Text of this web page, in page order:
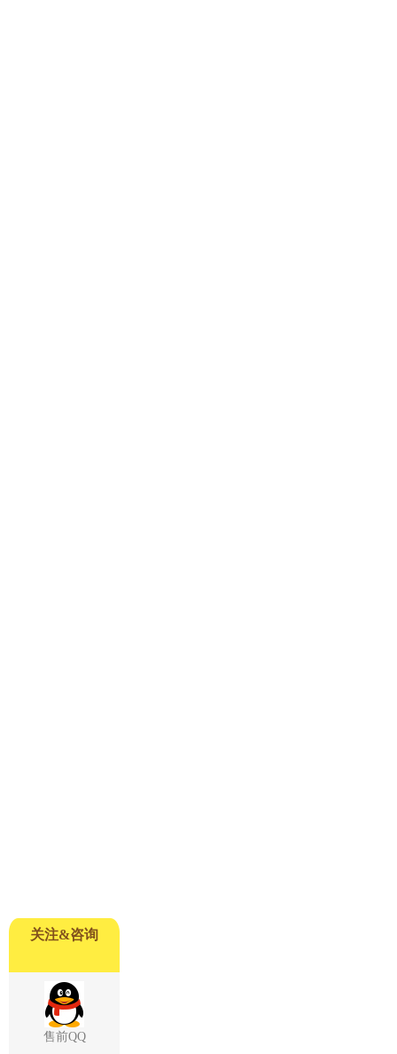
关注&咨询
售前QQ